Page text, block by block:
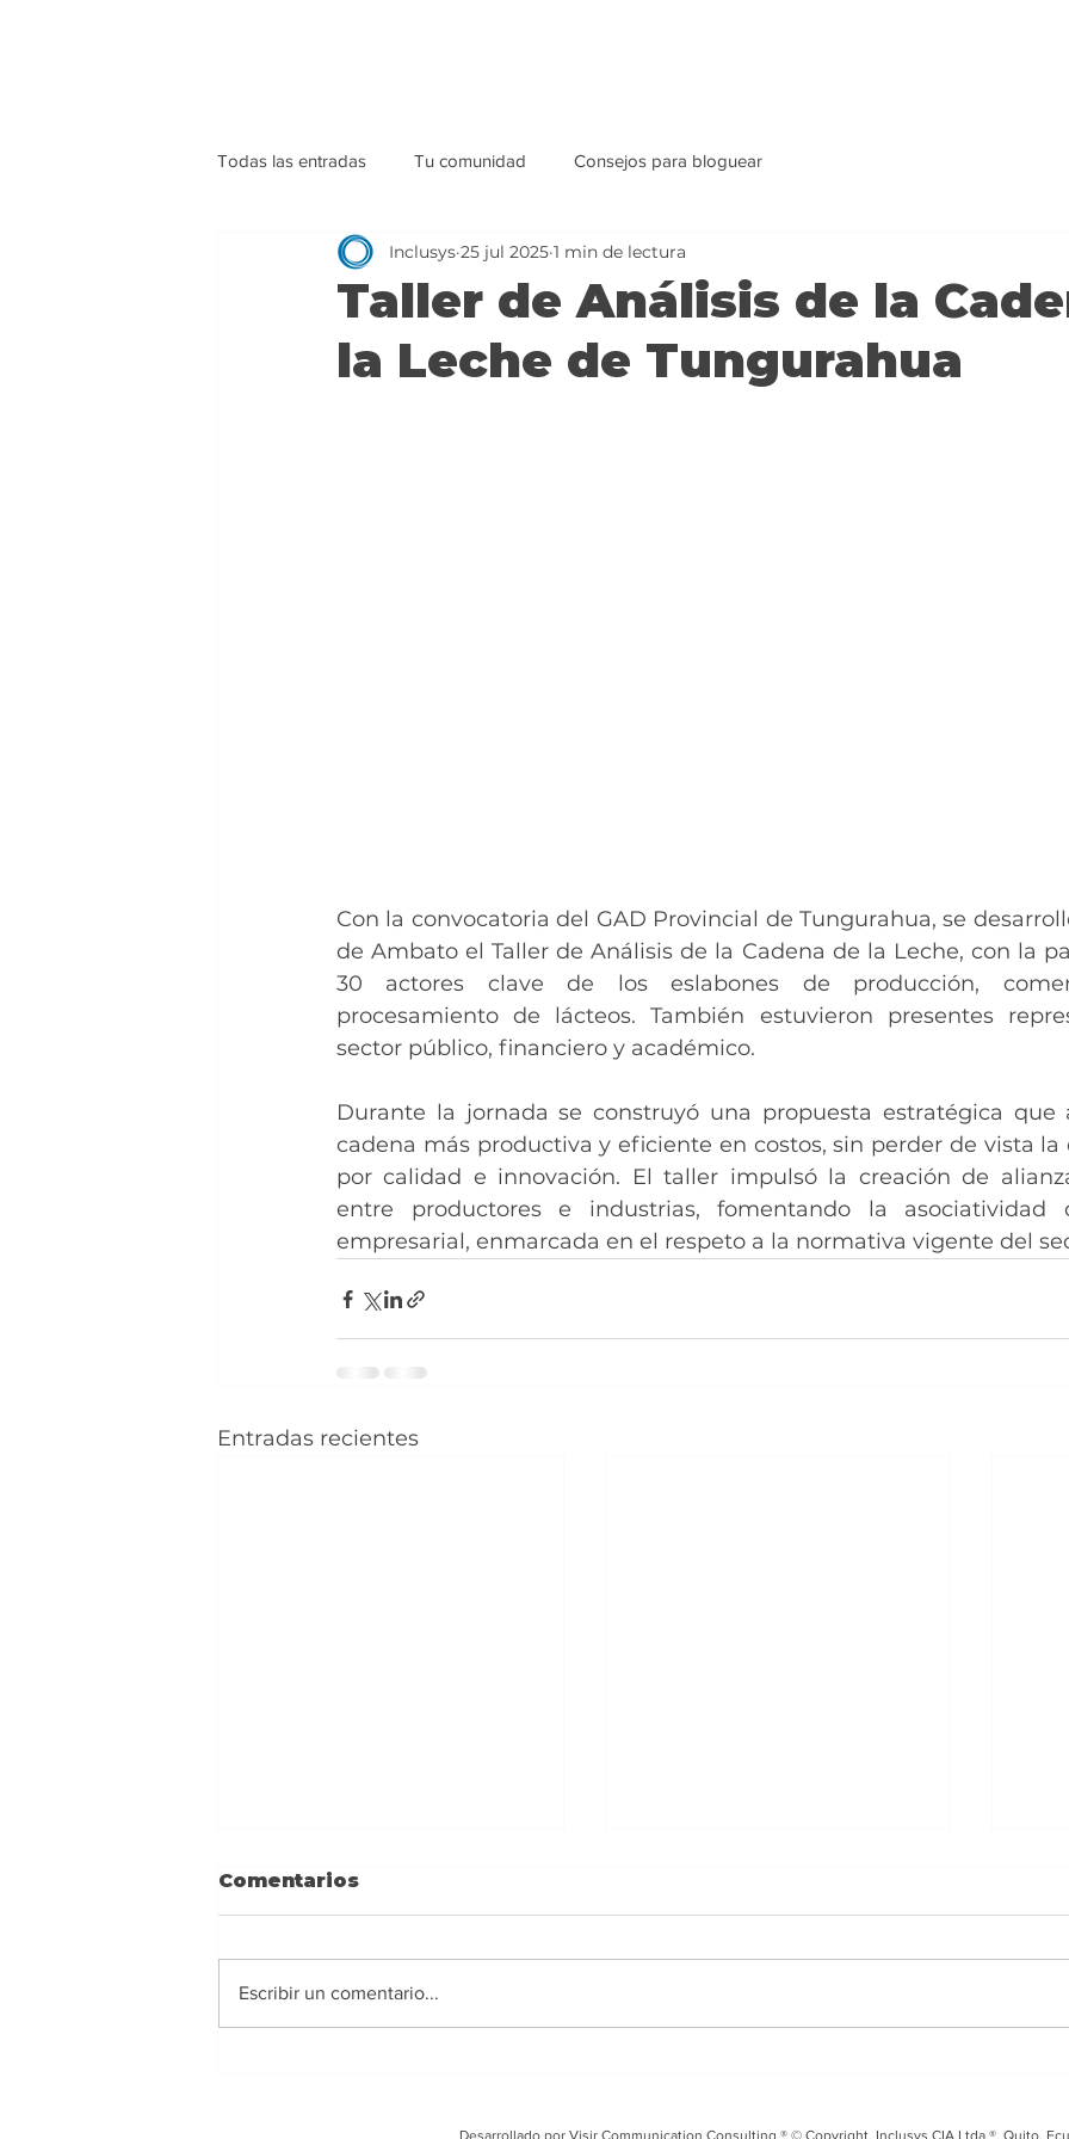
Todas las entradas Tu comunidad Consejos para bloguear
Taller de Análisis de la
la Leche de Tungurahua
Inclusys 25 jul 2025 1 min de lectura
Con la convocatoria del GAD Provincial de Tungurahua, se
de Ambato el Taller de Análisis de la Cadena de la Leche, con la
30 actores clave de los eslabones de producción,
procesamiento de lácteos. También estuvieron presentes
sector público, financiero y académico.
Durante la jornada se construyó una propuesta estratégica que
cadena más productiva y eficiente en costos, sin perder de vista la
por calidad e innovación. El taller impulsó la creación de
entre productores e industrias, fomentando la asociatividad
empresarial, enmarcada en el respeto a la normativa vigente del
Entradas recientes
Comentarios
Escribir un comentario...
Desarrollado por Visir Communication Consulting.® © Copyright, Inclusys CIA Ltda.®, Quito,